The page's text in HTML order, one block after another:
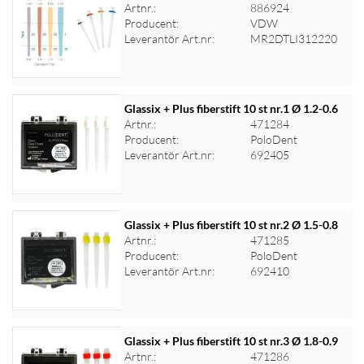
Logga in för priser
Artnr.:
886924
Producent:
VDW
Leverantör Art.nr:
MR2DTLI312220
Logga in för priser
Glassix + Plus fiberstift 10 st nr.1 Ø 1.2-0.6
Artnr.:
471284
Producent:
PoloDent
Leverantör Art.nr:
692405
Logga in för priser
Glassix + Plus fiberstift 10 st nr.2 Ø 1.5-0.8
Artnr.:
471285
Producent:
PoloDent
Leverantör Art.nr:
692410
Glassix + Plus fiberstift 10 st nr.3 Ø 1.8-0.9
Artnr.:
471286